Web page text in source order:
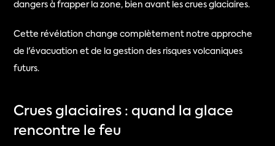
dangers à frapper la zone, bien avant les crues glaciaires.
Cette révélation change complètement notre approche
de l'évacuation et de la gestion des risques volcaniques
futurs.
Crues glaciaires : quand la glace
rencontre le feu